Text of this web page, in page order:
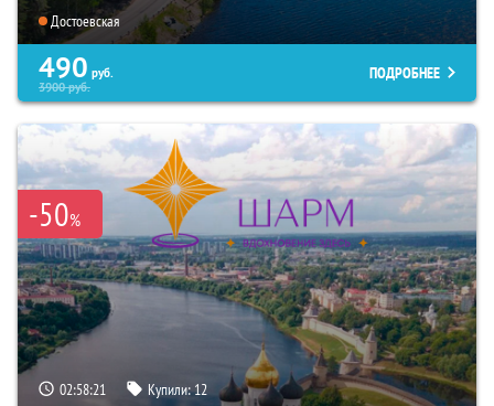
Достоевская
490 руб.
3900руб.
ПОДРОБНЕЕ
-50%
02:58:20 Купили:12